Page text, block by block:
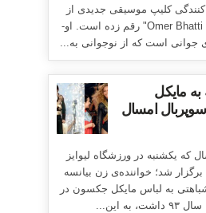
کنندگی کلیپ موسیقی جدیدی از
خواننده‌ی رپ Omer Bhatti "O-Bee" رقم زده است. او-
جوانی است که از نوجوانی به...
به مایکل
امسال
که یکشنبه در ورزشگاه لیوایز
برگزار شد؛ خواننده‌ی زن بیانسه
به لباس مایکل جکسون در
این...